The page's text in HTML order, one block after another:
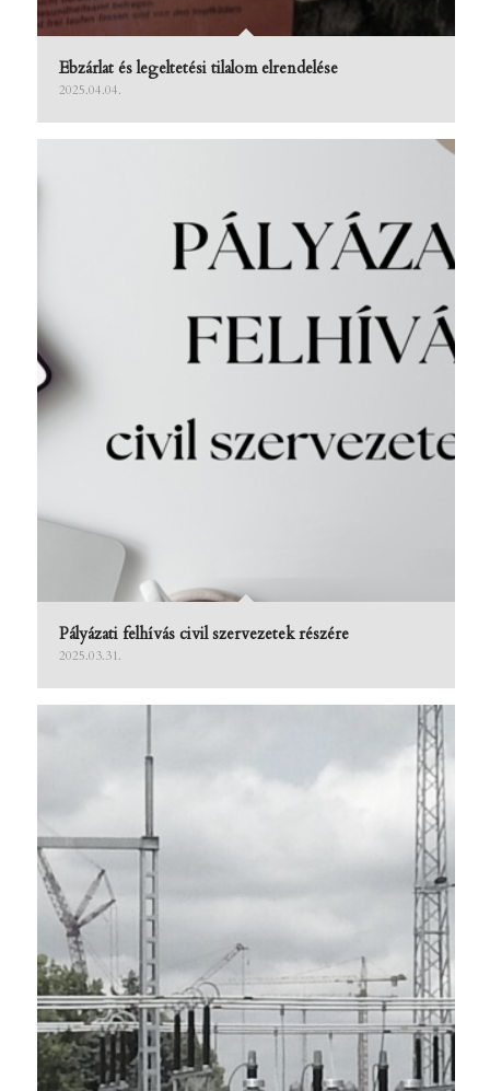
Ebzárlat és legeltetési tilalom elrendelése
2025.04.04.
Pályázati felhívás civil szervezetek részére
2025.03.31.